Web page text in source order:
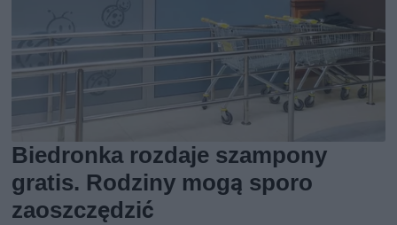
Biedronka rozdaje szampony
gratis. Rodziny mogą sporo
zaoszczędzić